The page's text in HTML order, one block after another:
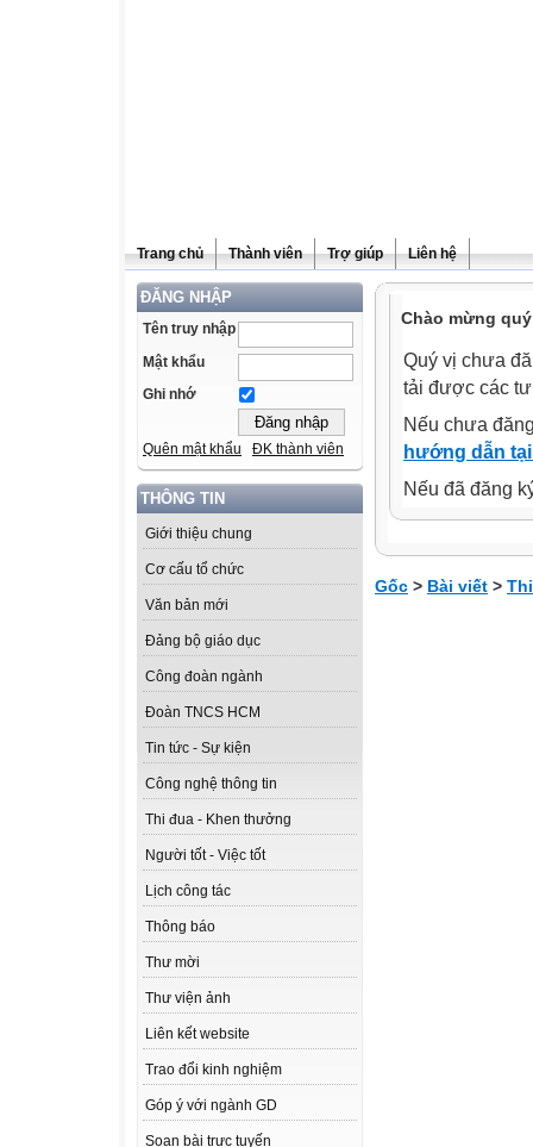
Trang chủ Thành viên Trợ giúp Liên hệ
ĐĂNG NHẬP
Tên truy nhập
Mật khẩu
Ghi nhớ
Quên mật khẩu ĐK thành viên
THÔNG TIN
Giới thiệu chung
Cơ cấu tổ chức
Văn bản mới
Đảng bộ giáo dục
Công đoàn ngành
Đoàn TNCS HCM
Tin tức - Sự kiện
Công nghệ thông tin
Thi đua - Khen thưởng
Người tốt - Việc tốt
Lịch công tác
Thông báo
Thư mời
Thư viện ảnh
Liên kết website
Trao đổi kinh nghiệm
Góp ý với ngành GD
Soạn bài trực tuyến
Chào mừng
Quý vị chưa
tải được các
Nếu chưa
hướng dẫn
Nếu đã đăng
Gốc > Bài viết >